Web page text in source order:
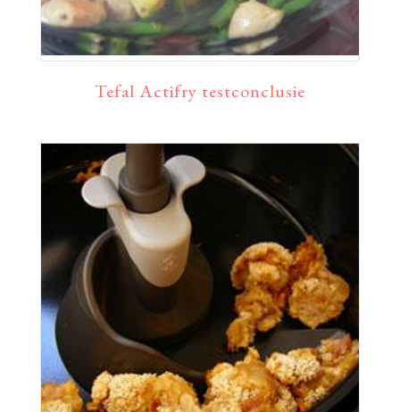
Tefal Actifry testconclusie